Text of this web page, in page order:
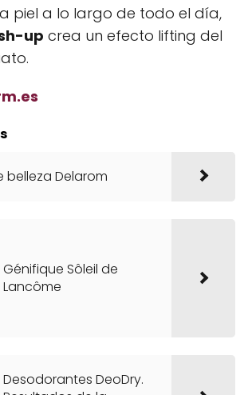
piel a lo largo de todo el día,
up crea un efecto lifting del
belleza Delarom
Génifique Sôleil de
Lancôme
Desodorantes DeoDry.